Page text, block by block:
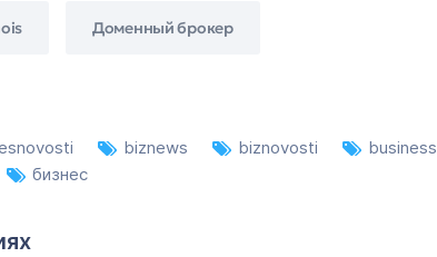
Доменный брокер
biznews biznovosti
business
бизнес